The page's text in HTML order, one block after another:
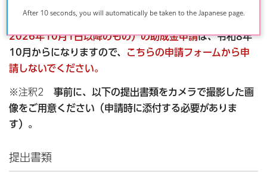
After 10 seconds, you will automatically be taken to the Japanese page.
新年度PASMOシルバーパス（使用開始日が
2026年10月1日以降のもの）の助成金申請は、令和8年
10月からになりますので、
こちらの申請フォームから申
請しないでください。
※注釈2 事前に、以下の提出書類をカメラで撮影した画
像をご用意ください（申請時に添付する必要がありま
す）。
提出書類